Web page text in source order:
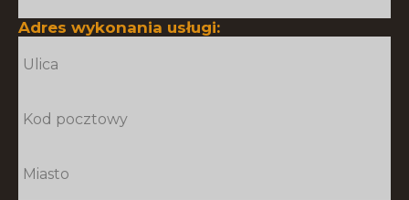
Adres wykonania usługi: